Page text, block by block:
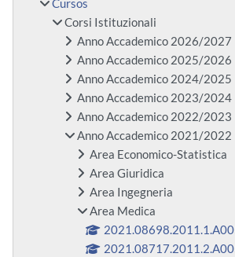
Cursos
Corsi Istituzionali
Anno Accademico 2026/2027
Anno Accademico 2025/2026
Anno Accademico 2024/2025
Anno Accademico 2023/2024
Anno Accademico 2022/2023
Anno Accademico 2021/2022
Area Economico-Statistica
Area Giuridica
Area Ingegneria
Area Medica